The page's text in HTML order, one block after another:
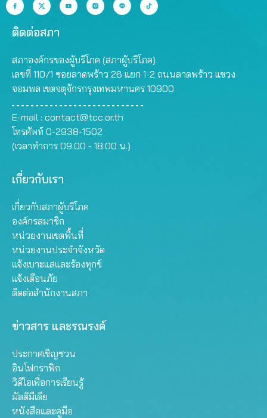
ติดต่อสภา
สภาองค์กรของผู้บริโภค (สภาผู้บริโภค)
เลขที่ 110/1 ซอยลาดพร้าว 26 แยก 1-2 ถนนลาดพร้าว แขวง
จอมพล เขตจตุจักรกรุงเทพมหานคร 10900
E-mail : contact@tcc.or.th
โทรศัพท์ 0-2938-1502
(เวลาทำการ 09.00 - 18.00 น.)
เกี่ยวกับเรา
เกี่ยวกับสภาผู้บริโภค
องค์กรสมาชิก
หน่วยงานเขตพื้นที่
หน่วยงานประจำจังหวัด
แจ้งเบาะแสและร้องทุกข์
แจ้งเตือนภัย
ติดต่อสำนักงานสภา
ข่าวสาร และรณรงค์
ประกาศเชิญชวน
อินโฟกราฟิก
วิดีโอเพื่อการเรียนรู้
มัลติมีเดีย
หนังสือและคู่มือ